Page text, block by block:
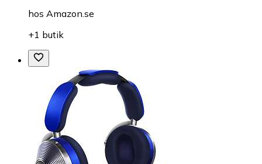
hos Amazon.se
+1 butik